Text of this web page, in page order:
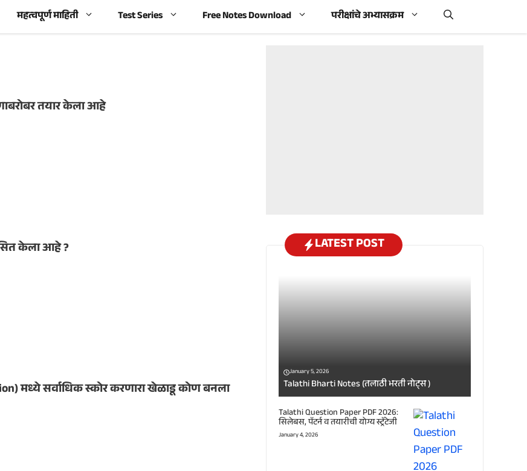
महत्वपूर्ण माहिती Test Series Free Notes Download परीक्षांचे अभ्यासक्रम
तयार केला आहे
केला आहे ?
मध्ये सर्वाधिक स्कोर करणारा खेळाडू कोण बनला
LATEST POST
January 5, 2026
Talathi Bharti Notes (तलाठी भरती नोट्स )
Talathi Question Paper PDF 2026:
सिलेबस, पॅटर्न व तयारीची योग्य स्ट्रॅटेजी
January 4, 2026